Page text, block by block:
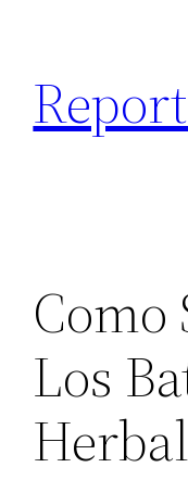
contenido
Como
Los